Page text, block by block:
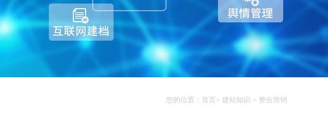
您的位置：首页> 建站知识 > 整合营销